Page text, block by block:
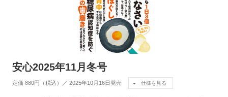
安心2025年11月冬号
定価 880円（税込）／ 2025年10月16日発売 仕様を見る